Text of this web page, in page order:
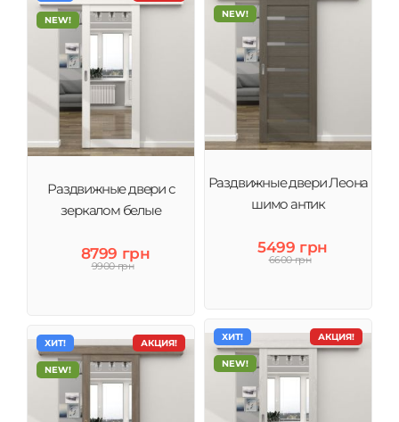
NEW!
Раздвижные двери Леона
шимо антик
5499 грн
6600 грн
NEW!
Раздвижные двери с
зеркалом белые
8799 грн
9900 грн
АКЦИЯ!
ХИТ!
NEW!
АКЦИЯ!
ХИТ!
NEW!